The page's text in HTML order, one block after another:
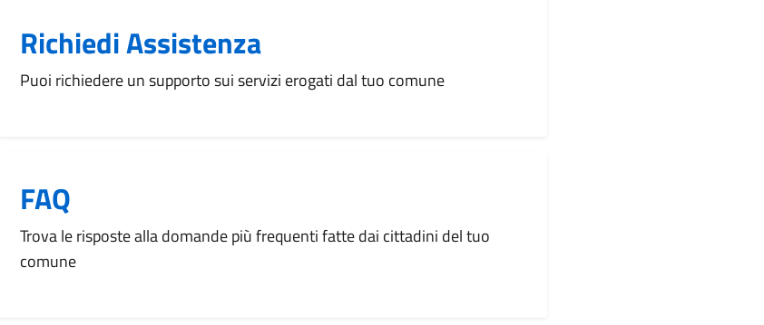
Richiedi Assistenza
Puoi richiedere un supporto sui servizi erogati dal tuo comune
FAQ
Trova le risposte alla domande più frequenti fatte dai cittadini del tuo
comune